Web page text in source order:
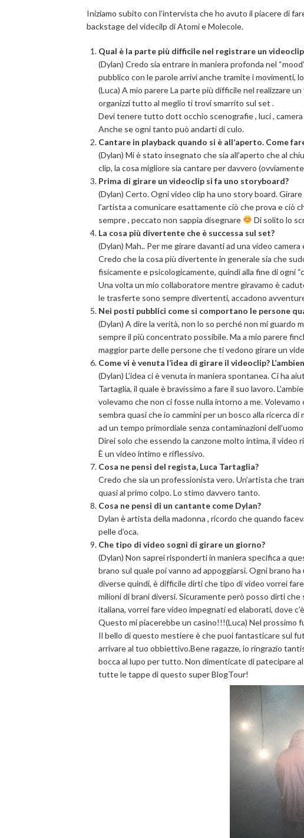
Iniziamo subito con l’intervista che ho avuto il piacere di
backstage del videcilp di Atomi e Molecole.
Qual è la parte più difficile nel registrare un
(Dylan) Credo sia entrare in maniera profonda nel
pubblico con le parole arrivi anche tramite i movimenti,
(Luca) A mio parere La parte più difficile nel realizzare
organizzi tutto al meglio ti trovi smarrito sul set .
Devi tenere tutto dott occhio scenografie , luci , camera
Anche se ogni tanto può andarti di culo.
Cantare in playback quando si è all’aperto. Come
(Dylan) Mi è stato insegnato che sia all’aperto che al
clip, la cosa migliore sia cantare per davvero
Prima di girare un videoclip si fa uno storyboard?
(Dylan) Certo. Ogni video clip ha uno story board.
l’artista a comunicare esattamente ciò che prova e ciò
sempre , peccato non sappia disegnare
Di solito lo
La cosa più divertente che è successa sul set?
(Dylan) Mah.. Per me girare davanti ad una video
Credo che la cosa più divertente in generale sia che
fisicamente e psicologicamente, quindi alla fine di ogni
Una volta un mio collaboratore mentre giravamo è
le trasferte sono sempre divertenti, accadono
Nei posti pubblici come si comportano le persone
(Dylan) A dire la verità, non lo so perché non mi guardo
sempre il più concentrato possibile. Ma a mio parere
maggior parte delle persone che ti vedono girare un
Come vi è venuta l’idea di girare il videoclip?
(Dylan) L’idea ci è venuta in maniera spontanea. Ci ha
Tartaglia, il quale è bravissimo a fare il suo lavoro.
volevamo che non ci fosse nulla intorno a me.
sembra quasi che io cammini per un bosco alla ricerca
ad un tempo primordiale senza contaminazioni
Direi solo che essendo la canzone molto intima, il video
È un video intimo e riflessivo.
Cosa ne pensi del regista, Luca Tartaglia?
Credo che sia un professionista vero. Un’artista che
quasi al primo colpo. Lo stimo davvero tanto.
Cosa ne pensi di un cantante come Dylan?
Dylan è artista della madonna , ricordo che quando
pelle d’oca.
Che tipo di video sogni di girare un giorno?
(Dylan) Non saprei risponderti in maniera specifica a
brano sul quale poi vanno ad appoggiarsi. Ogni brano
diverse quindi, è difficile dirti che tipo di video vorrei
milioni di brani diversi. Sicuramente però posso dirti che
italiana, vorrei fare video impegnati ed elaborati, dove
Questo mi piacerebbe un casino!!!(Luca) Nel prossimo
Il bello di questo mestiere è che puoi fantasticare sul
arrivare al tuo obbiettivo.Bene ragazze, io ringrazio
bocca al lupo per tutto. Non dimenticate di patecipare
tutte le tappe di questo super BlogTour!